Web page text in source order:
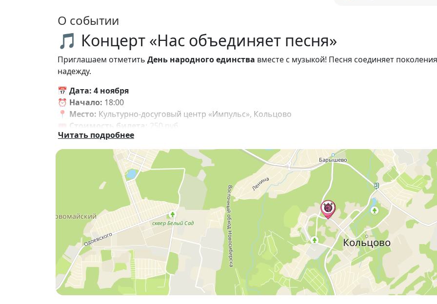
О событии
🎵 Концерт «Нас объединяет песня»
Приглашаем отметить День народного единства вместе с музыкой! Песня соединяет
надежду.
📅 Дата: 4 ноября
⏰ Начало: 18:00
📍 Место: Культурно-досуговый центр «Импульс», Кольцово
Стоимость билета:
250 руб.
🔗Купить билет:Нас объединяет песня
👶Возрастные ограничения:12+
☎ Телефон для справок: 306-36-60
В программе концерта:
Патриотические и популярные современные песни
Хиты прошлых лет
Исполнители: вокально-инструментальный ансамбль «Impulse.band» (руководитель Иван
студии «Выше солнца» (руководитель Анна Игнатенко)
📌 Мероприятие участвует в программе «Пушкинская карта». Возможность приобретения
дополнительно.
Читать подробнее